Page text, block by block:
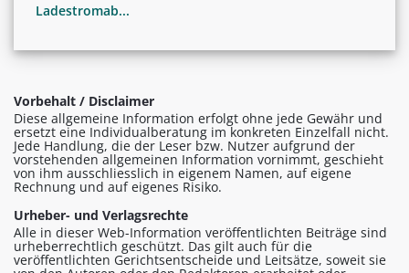
Ladestromab...
Vorbehalt / Disclaimer
Diese allgemeine Information erfolgt ohne jede Gewähr und
ersetzt eine Individualberatung im konkreten Einzelfall nicht.
Jede Handlung, die der Leser bzw. Nutzer aufgrund der
vorstehenden allgemeinen Information vornimmt, geschieht
von ihm ausschliesslich in eigenem Namen, auf eigene
Rechnung und auf eigenes Risiko.
Urheber- und Verlagsrechte
Alle in dieser Web-Information veröffentlichten Beiträge sind
urheberrechtlich geschützt. Das gilt auch für die
veröffentlichten Gerichtsentscheide und Leitsätze, soweit sie